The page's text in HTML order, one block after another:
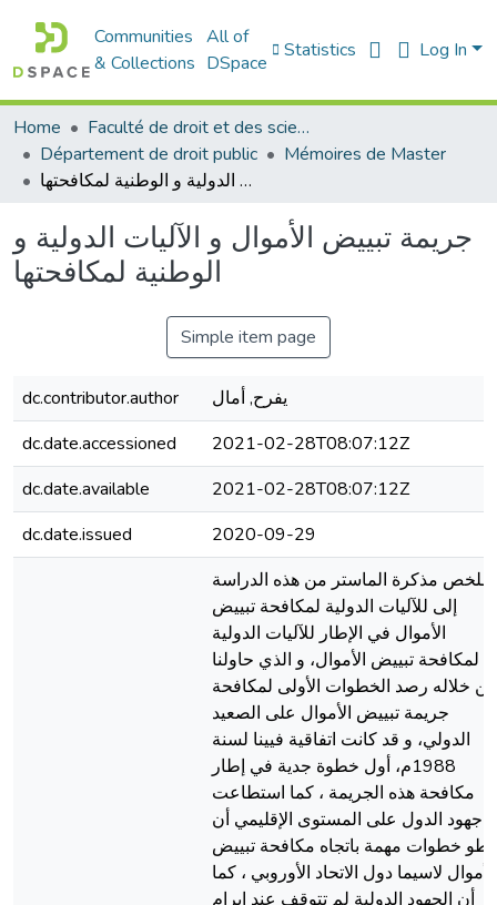
Communities
& Collections
All of
DSpace
Statistics Log In
Home
Faculté de droit et des sciences politiques
Département de droit public
Mémoires de Master
جريمة تبييض الأموال و الآليات الدولية و الوطنية لمكافحتها
جريمة تبييض الأموال و الآليات الدولية و
الوطنية لمكافحتها
Simple item page
dc.contributor.author
يفرح, أمال
dc.date.accessioned
2021-02-28T08:07:12Z
dc.date.available
2021-02-28T08:07:12Z
dc.date.issued
2020-09-29
مذكرة الماستر من هذه الدراسة
إلى للآليات الدولية لمكافحة تبييض
الأموال في الإطار للآليات الدولية
لمكافحة تبييض الأموال، و الذي حاولنا
من خلاله رصد الخطوات الأولى لمكافحة
جريمة تبييض الأموال على الصعيد
الدولي، و قد كانت اتفاقية فيينا لسنة
1988م، أول خطوة جدية في إطار
مكافحة هذه الجريمة ، كما استطاعت
جهود الدول على المستوى الإقليمي أن
خطوات مهمة باتجاه مكافحة تبييض
الأموال لاسيما دول الاتحاد الأوروبي ، كما
أن الجهود الدولية لم تتوقف عند ابرام